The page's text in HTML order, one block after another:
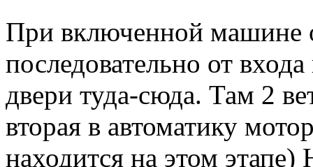
При включенной машине
последовательно от
двери туда-сюда. Там 2
вторая в автоматику
находится на этом